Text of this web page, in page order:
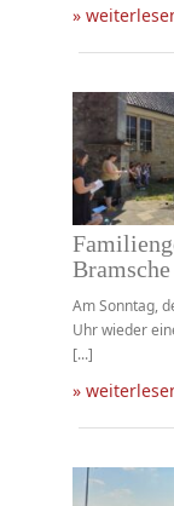
»
Bramsche
Am Sonntag,
Uhr wieder
[...]
»